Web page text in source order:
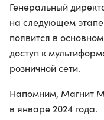
Генеральный
на следующем
появится в
доступ к
розничной сети.
Напомним, Магнит
в январе 2024 года.